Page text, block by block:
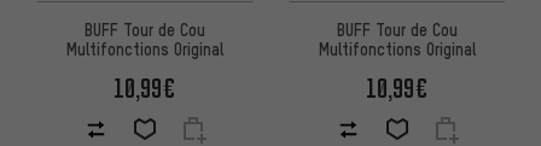
BUFF Tour de Cou
Multifonctions Original
10,99€
BUFF Tour de Cou
Multifonctions Original
10,99€